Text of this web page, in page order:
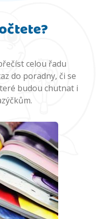
celou řadu
do poradny, či se
budou chutnat i